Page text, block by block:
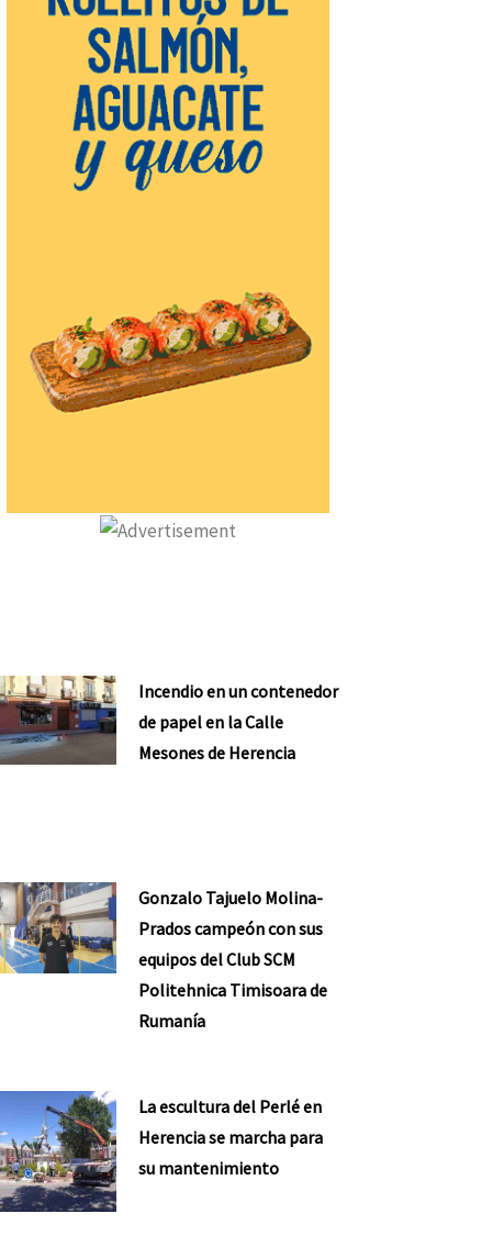
Incendio en un contenedor
de papel en la Calle
Mesones de Herencia
Gonzalo Tajuelo Molina-
Prados campeón con sus
equipos del Club SCM
Politehnica Timisoara de
Rumanía
La escultura del Perlé en
Herencia se marcha para
su mantenimiento